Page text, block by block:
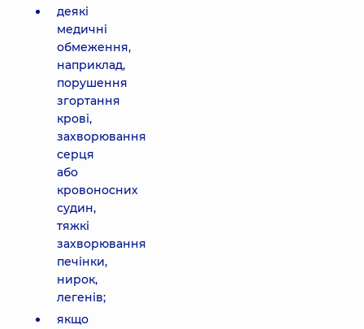
деякі
медичні
обмеження,
наприклад,
порушення
згортання
крові,
захворювання
серця
або
кровоносних
судин,
тяжкі
захворювання
печінки,
нирок,
легенів;
якщо